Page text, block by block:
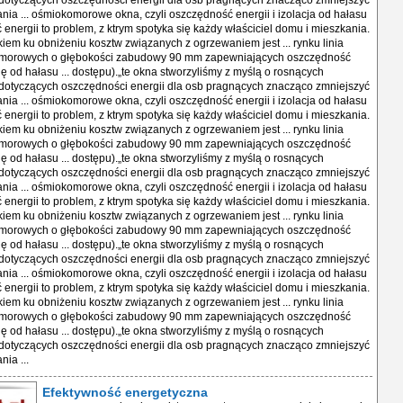
... ośmiokomorowe okna, czyli oszczędność energii i izolacja od hałasu
energii to problem, z ktrym spotyka się każdy właściciel domu i mieszkania.
ku obniżeniu kosztw związanych z ogrzewaniem jest ... rynku linia
o głębokości zabudowy 90 mm zapewniających oszczędność
od hałasu ... dostępu).„te okna stworzyliśmy z myślą o rosnących
oszczędności energii dla osb pragnących znacząco zmniejszyć
... ośmiokomorowe okna, czyli oszczędność energii i izolacja od hałasu
energii to problem, z ktrym spotyka się każdy właściciel domu i mieszkania.
ku obniżeniu kosztw związanych z ogrzewaniem jest ... rynku linia
o głębokości zabudowy 90 mm zapewniających oszczędność
od hałasu ... dostępu).„te okna stworzyliśmy z myślą o rosnących
oszczędności energii dla osb pragnących znacząco zmniejszyć
... ośmiokomorowe okna, czyli oszczędność energii i izolacja od hałasu
energii to problem, z ktrym spotyka się każdy właściciel domu i mieszkania.
ku obniżeniu kosztw związanych z ogrzewaniem jest ... rynku linia
o głębokości zabudowy 90 mm zapewniających oszczędność
od hałasu ... dostępu).„te okna stworzyliśmy z myślą o rosnących
oszczędności energii dla osb pragnących znacząco zmniejszyć
... ośmiokomorowe okna, czyli oszczędność energii i izolacja od hałasu
energii to problem, z ktrym spotyka się każdy właściciel domu i mieszkania.
ku obniżeniu kosztw związanych z ogrzewaniem jest ... rynku linia
o głębokości zabudowy 90 mm zapewniających oszczędność
od hałasu ... dostępu).„te okna stworzyliśmy z myślą o rosnących
oszczędności energii dla osb pragnących znacząco zmniejszyć
...
Efektywność energetyczna